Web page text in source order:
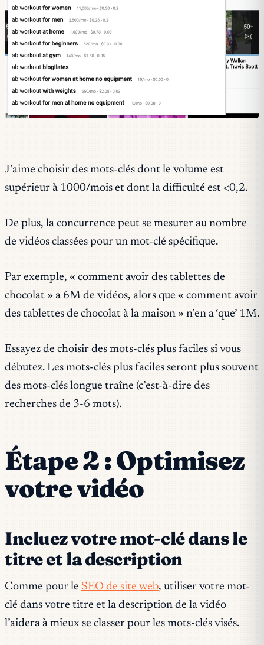
J’aime choisir des mots-clés dont le volume est
supérieur à 1000/mois et dont la difficulté est <0,2.
De plus, la concurrence peut se mesurer au nombre
de vidéos classées pour un mot-clé spécifique.
Par exemple, « comment avoir des tablettes de
chocolat » a 6M de vidéos, alors que « comment avoir
des tablettes de chocolat à la maison » n’en a ‘que’ 1M.
Essayez de choisir des mots-clés plus faciles si vous
débutez. Les mots-clés plus faciles seront plus souvent
des mots-clés longue traîne (c’est-à-dire des
recherches de 3-6 mots).
Étape 2 : Optimisez
votre vidéo
Incluez votre mot-clé dans le
titre et la description
Comme pour le SEO de site web, utiliser votre mot-
clé dans votre titre et la description de la vidéo
l’aidera à mieux se classer pour les mots-clés visés.